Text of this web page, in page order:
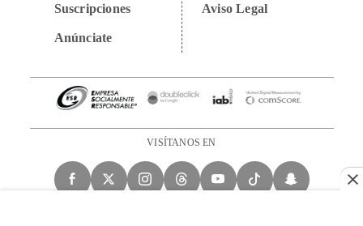
Suscripciones
Anúnciate
Aviso Legal
VISÍTANOS EN